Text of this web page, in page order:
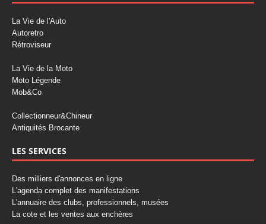
La Vie de l'Auto
Autoretro
Rétroviseur
La Vie de la Moto
Moto Légende
Mob&Co
Collectionneur&Chineur
Antiquités Brocante
LES SERVICES
Des milliers d'annonces en ligne
L'agenda complet des manifestations
L'annuaire des clubs, professionnels, musées
La cote et les ventes aux enchères